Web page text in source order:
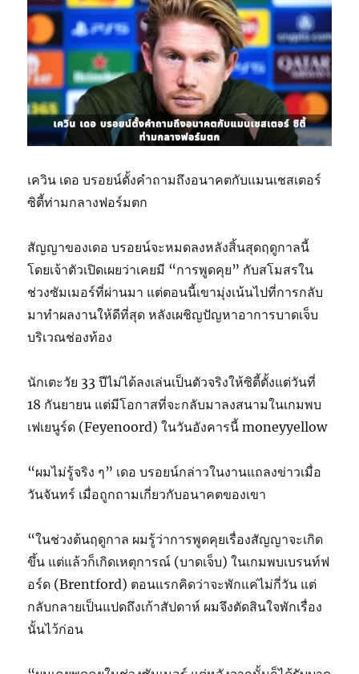
เควิน เดอ บรอยน์ตั้งคำถามถึงอนาคตกับแมนเชสเตอร์
ซิตี้ท่ามกลางฟอร์มตก
สัญญาของเดอ บรอยน์จะหมดลงหลังสิ้นสุดฤดูกาลนี้
โดยเจ้าตัวเปิดเผยว่าเคยมี “การพูดคุย” กับสโมสรใน
ช่วงซัมเมอร์ที่ผ่านมา แต่ตอนนี้เขามุ่งเน้นไปที่การกลับ
มาทำผลงานให้ดีที่สุด หลังเผชิญปัญหาอาการบาดเจ็บ
บริเวณช่องท้อง
นักเตะวัย 33 ปีไม่ได้ลงเล่นเป็นตัวจริงให้ซิตี้ตั้งแต่วันที่
18 กันยายน แต่มีโอกาสที่จะกลับมาลงสนามในเกมพบ
เฟเยนูร์ด (Feyenoord) ในวันอังคารนี้ moneyyellow
“ผมไม่รู้จริง ๆ” เดอ บรอยน์กล่าวในงานแถลงข่าวเมื่อ
วันจันทร์ เมื่อถูกถามเกี่ยวกับอนาคตของเขา
“ในช่วงต้นฤดูกาล ผมรู้ว่าการพูดคุยเรื่องสัญญาจะเกิด
ขึ้น แต่แล้วก็เกิดเหตุการณ์ (บาดเจ็บ) ในเกมพบเบรนท์ฟ
อร์ด (Brentford) ตอนแรกคิดว่าจะพักแค่ไม่กี่วัน แต่
กลับกลายเป็นแปดถึงเก้าสัปดาห์ ผมจึงตัดสินใจพักเรื่อง
นั้นไว้ก่อน